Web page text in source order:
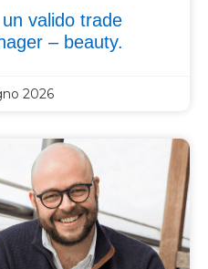
valido trade
– beauty.
2026